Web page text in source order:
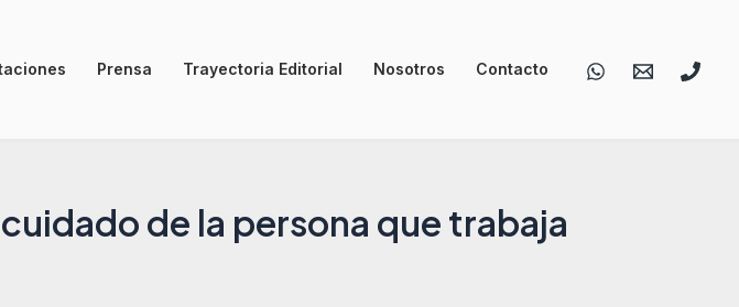
Prensa Trayectoria Editorial Nosotros Contacto
de la persona que trabaja